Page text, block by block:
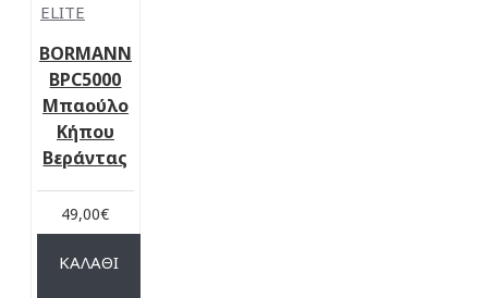
ELITE
BORMANN
BPC5000
Μπαούλο
Κήπου
Βεράντας
49,00€
ΚΑΛΆΘΙ